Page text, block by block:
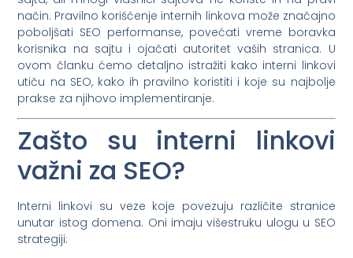
način. Pravilno korišćenje internih linkova može značajno
poboljšati SEO performanse, povećati vreme boravka
korisnika na sajtu i ojačati autoritet vaših stranica. U
ovom članku ćemo detaljno istražiti kako interni linkovi
utiču na SEO, kako ih pravilno koristiti i koje su najbolje
prakse za njihovo implementiranje.
Zašto su interni linkovi
važni za SEO?
Interni linkovi su veze koje povezuju različite stranice
unutar istog domena. Oni imaju višestruku ulogu u SEO
strategiji: